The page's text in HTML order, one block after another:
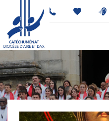
Panneau de gestion des